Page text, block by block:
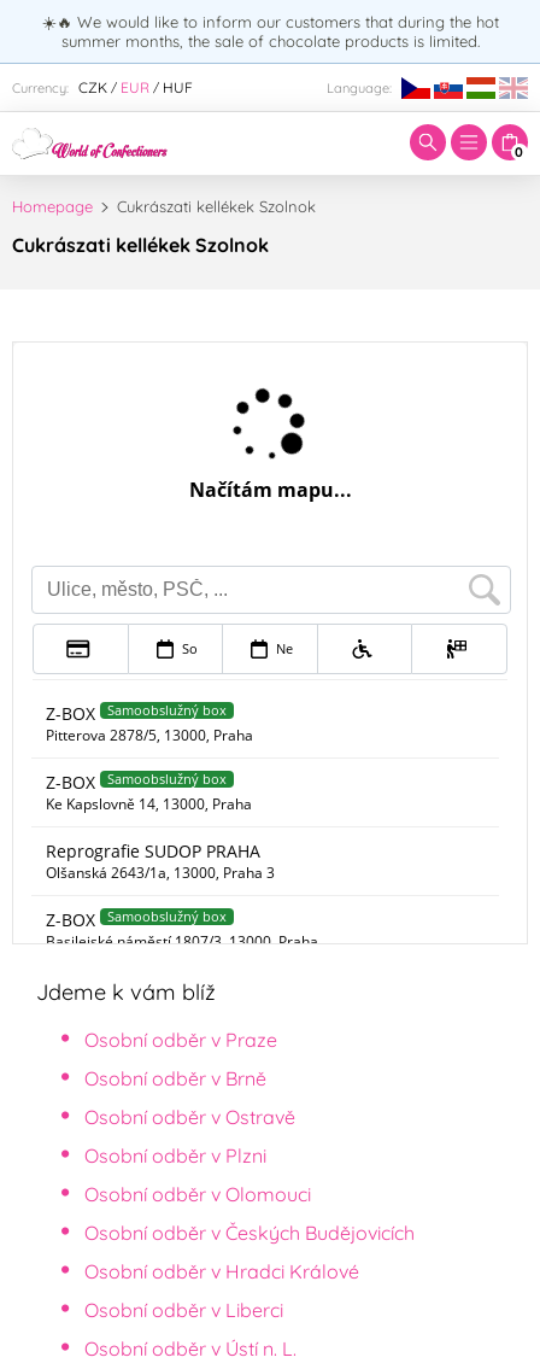
☀️🔥 We would like to inform our customers that during the hot
summer months, the sale of chocolate products is limited.
Currency: CZK / EUR / HUF Language:
0
Enter search term:
Homepage Cukrászati kellékek Szolnok
Cukrászati kellékek Szolnok
Jdeme k vám blíž
Osobní odběr v Praze
Osobní odběr v Brně
Osobní odběr v Ostravě
Osobní odběr v Plzni
Osobní odběr v Olomouci
Osobní odběr v Českých Budějovicích
Osobní odběr v Hradci Králové
Osobní odběr v Liberci
Osobní odběr v Ústí n. L.